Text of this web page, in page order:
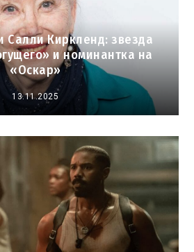
Салли Киркленд: звезда
и номинантка на
«Оскар»
13.11.2025